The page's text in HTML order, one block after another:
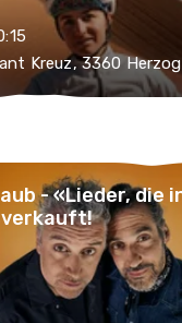
Kreuz, 3360
- «Lieder, die